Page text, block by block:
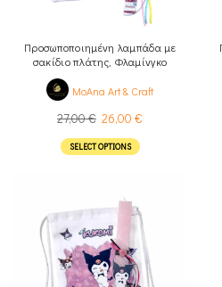
Προσωποποιημένη λαμπάδα με
σακίδιο πλάτης, Φλαμίνγκο
MoAna Art & Craft
27,00€ 26,00 €
SELECT OPTIONS